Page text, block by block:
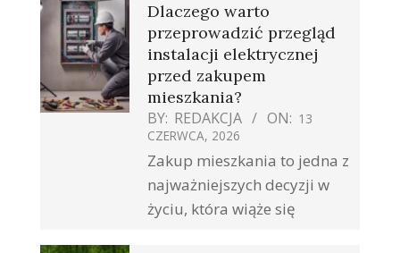
Dlaczego warto
przeprowadzić przegląd
instalacji elektrycznej
przed zakupem
mieszkania?
BY: REDAKCJA ON: 13
CZERWCA, 2026
Zakup mieszkania to jedna z
najważniejszych decyzji w
życiu, która wiąże się